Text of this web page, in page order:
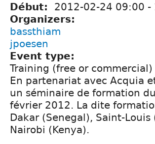
Début: 2012-02-24 09:00 -
Organizers:
bassthiam
jpoesen
Event type:
Training (free or commercial)
En partenariat avec Acquia
un séminaire de formation
février 2012. La dite
Dakar (Senegal), Saint-
Nairobi (Kenya).